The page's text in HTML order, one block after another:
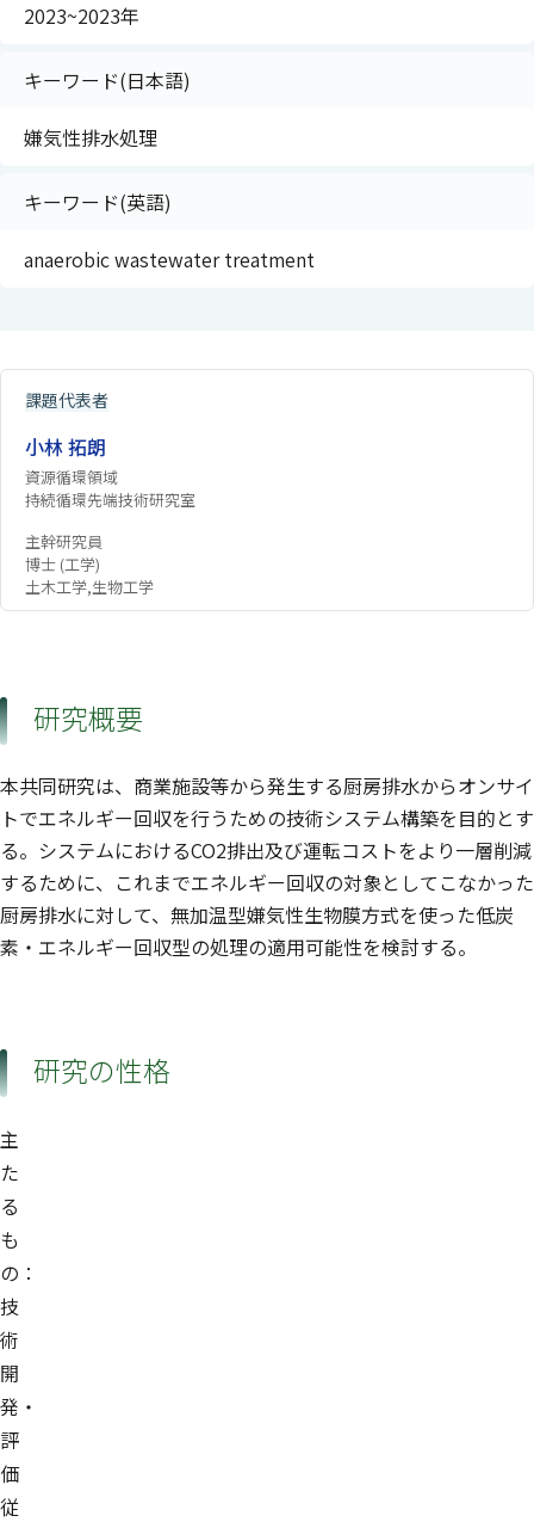
2023~2023年
キーワード(日本語)
嫌気性排水処理
キーワード(英語)
anaerobic wastewater treatment
課題代表者
小林 拓朗
資源循環領域
持続循環先端技術研究室
主幹研究員
博士 (工学)
土木工学,生物工学
研究概要
本共同研究は、商業施設等から発生する厨房排水からオンサイ
トでエネルギー回収を行うための技術システム構築を目的とす
る。システムにおけるCO2排出及び運転コストをより一層削減
するために、これまでエネルギー回収の対象としてこなかった
厨房排水に対して、無加温型嫌気性生物膜方式を使った低炭
素・エネルギー回収型の処理の適用可能性を検討する。
研究の性格
主
た
る
も
の：
技
術
開
発・
評
価
従